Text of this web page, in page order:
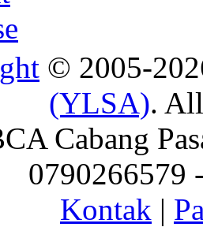
© 2005-
(YLSA).
Cabang
0790266579
Kontak |